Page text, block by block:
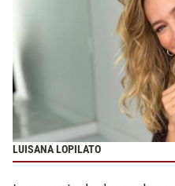
LUISANA LOPILATO